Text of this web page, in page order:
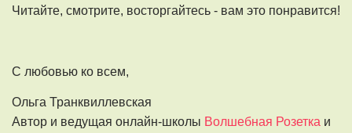
Читайте, смотрите, восторгайтесь - вам это понравится!
С любовью ко всем,
Ольга Транквиллевская
Автор и ведущая онлайн-школы Волшебная Розетка и